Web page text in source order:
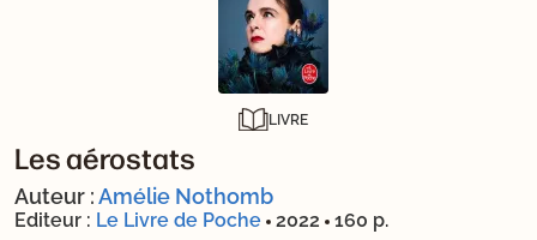
LIVRE
Les aérostats
Auteur :Amélie Nothomb
Editeur : Le Livre de Poche 2022
160 p.